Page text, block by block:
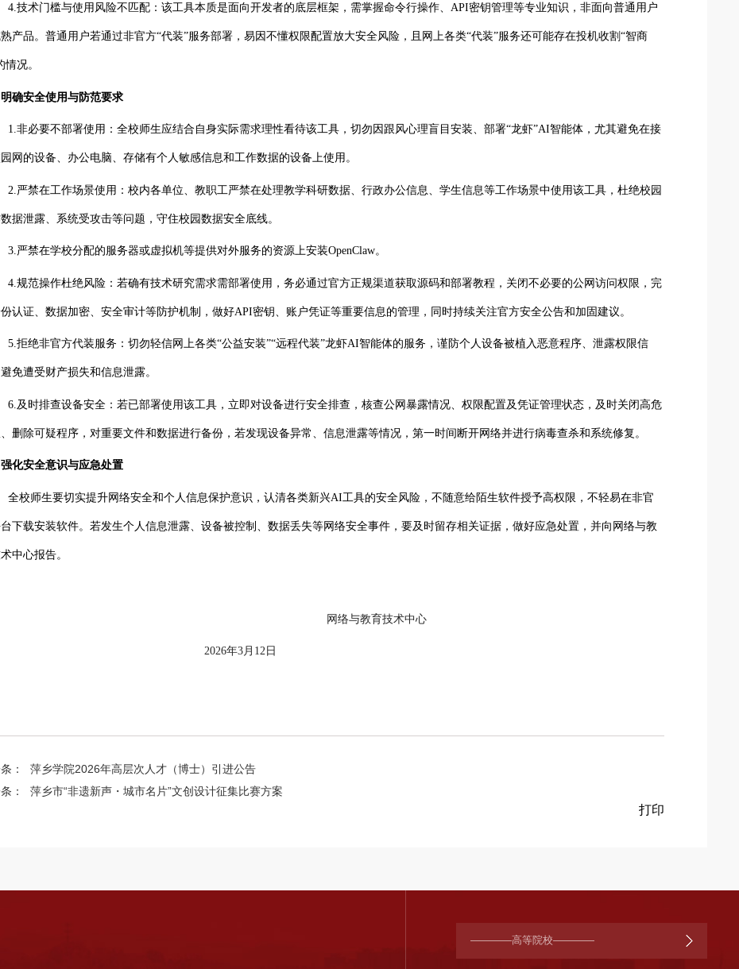
4.技术门槛与使用风险不匹配：该工具本质是面向开发者的底层框架，需掌握命令行操作、API密钥管理等专业知识，非面向普通用户
产品。普通用户若通过非官方“代装”服务部署，易因不懂权限配置放大安全风险，且网上各类“代装”服务还可能存在投机收割“智商
情况。
确安全使用与防范要求
1.非必要不部署使用：全校师生应结合自身实际需求理性看待该工具，切勿因跟风心理盲目安装、部署“龙虾”AI智能体，尤其避免在接
园网的设备、办公电脑、存储有个人敏感信息和工作数据的设备上使用。
2.严禁在工作场景使用：校内各单位、教职工严禁在处理教学科研数据、行政办公信息、学生信息等工作场景中使用该工具，杜绝校园
据泄露、系统受攻击等问题，守住校园数据安全底线。
3.严禁在学校分配的服务器或虚拟机等提供对外服务的资源上安装OpenClaw。
4.规范操作杜绝风险：若确有技术研究需求需部署使用，务必通过官方正规渠道获取源码和部署教程，关闭不必要的公网访问权限，完
认证、数据加密、安全审计等防护机制，做好API密钥、账户凭证等重要信息的管理，同时持续关注官方安全公告和加固建议。
5.拒绝非官方代装服务：切勿轻信网上各类“公益安装”“远程代装”龙虾AI智能体的服务，谨防个人设备被植入恶意程序、泄露权限信
免遭受财产损失和信息泄露。
6.及时排查设备安全：若已部署使用该工具，立即对设备进行安全排查，核查公网暴露情况、权限配置及凭证管理状态，及时关闭高危
删除可疑程序，对重要文件和数据进行备份，若发现设备异常、信息泄露等情况，第一时间断开网络并进行病毒查杀和系统修复。
化安全意识与应急处置
全校师生要切实提升网络安全和个人信息保护意识，认清各类新兴AI工具的安全风险，不随意给陌生软件授予高权限，不轻易在非官
下载安装软件。若发生个人信息泄露、设备被控制、数据丢失等网络安全事件，要及时留存相关证据，做好应急处置，并向网络与教
中心报告。
网络与教育技术中心
年3月12日
：
萍乡学院2026年高层次人才（博士）引进公告
：
萍乡市“非遗新声・城市名片”文创设计征集比赛方案
————高等院校————